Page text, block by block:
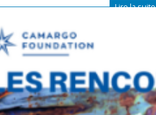
Lire la suite